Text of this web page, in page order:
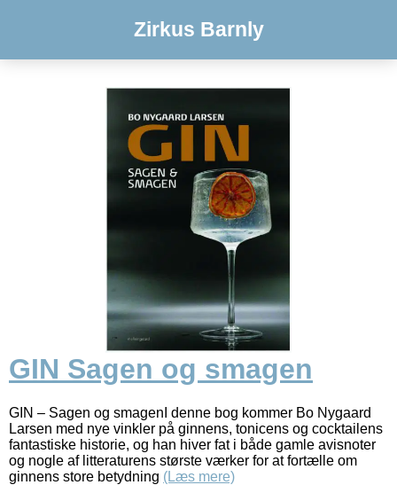
Zirkus Barnly
GIN Sagen og smagen
GIN – Sagen og smagenI denne bog kommer Bo Nygaard
Larsen med nye vinkler på ginnens, tonicens og cocktailens
fantastiske historie, og han hiver fat i både gamle avisnoter
og nogle af litteraturens største værker for at fortælle om
ginnens store betydning (Læs mere)